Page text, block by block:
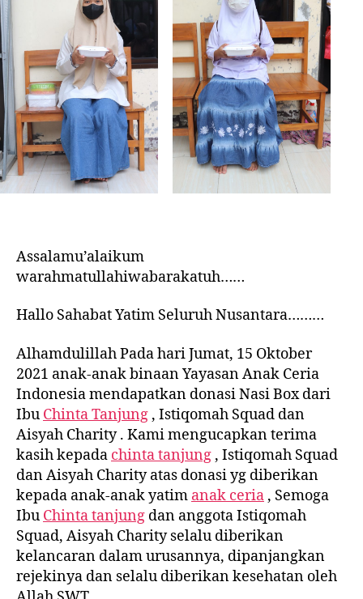
Assalamu’alaikum
warahmatullahiwabarakatuh……
Hallo Sahabat Yatim Seluruh Nusantara………
Alhamdulillah Pada hari Jumat, 15 Oktober
2021 anak-anak binaan Yayasan Anak Ceria
Indonesia mendapatkan donasi Nasi Box dari
Ibu Chinta Tanjung , Istiqomah Squad dan
Aisyah Charity . Kami mengucapkan terima
kasih kepada chinta tanjung , Istiqomah Squad
dan Aisyah Charity atas donasi yg diberikan
kepada anak-anak yatim anak ceria , Semoga
Ibu Chinta tanjung dan anggota Istiqomah
Squad, Aisyah Charity selalu diberikan
kelancaran dalam urusannya, dipanjangkan
rejekinya dan selalu diberikan kesehatan oleh